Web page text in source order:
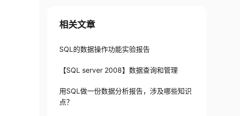
相关文章
SQL的数据操作功能实验报告
【SQL server 2008】数据查询和管理
用SQL做一份数据分析报告，涉及哪些知识
点？